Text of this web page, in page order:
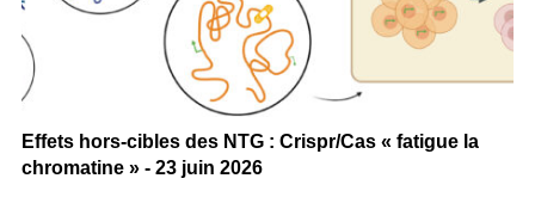
Effets hors-cibles des NTG : Crispr/Cas « fatigue la
chromatine » - 23 juin 2026